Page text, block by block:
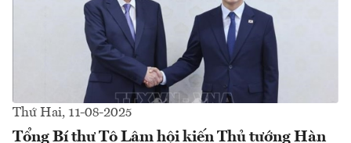
Thứ Hai, 11-08-2025
Tổng Bí thư Tô Lâm hội kiến Thủ tướng Hàn